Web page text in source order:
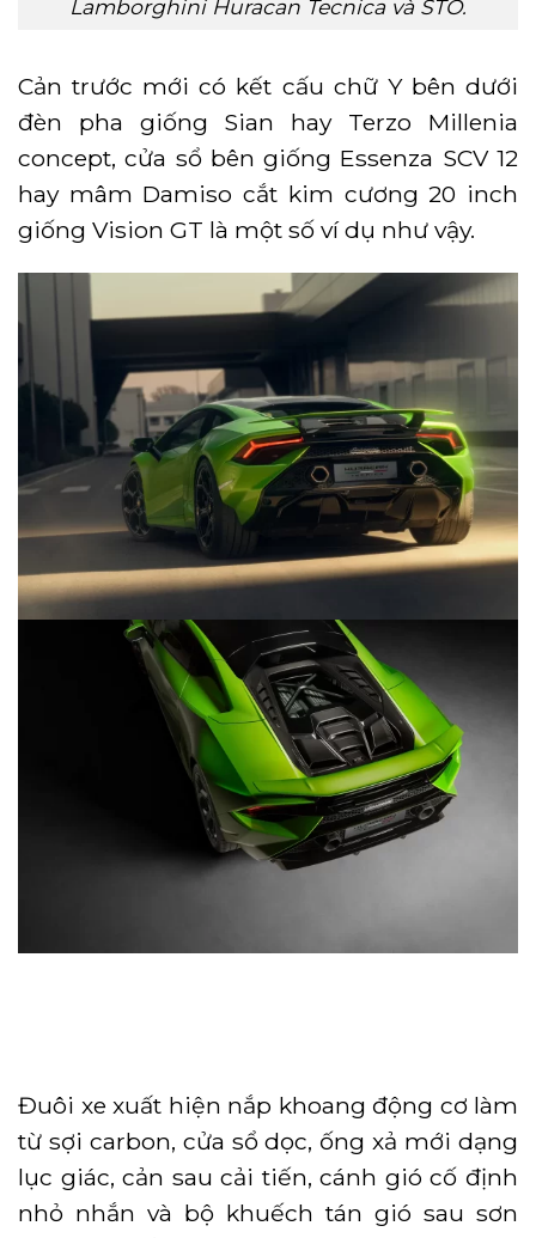
Lamborghini Huracan Tecnica và STO.
Cản trước mới có kết cấu chữ Y bên dưới
đèn pha giống Sian hay Terzo Millenia
concept, cửa sổ bên giống Essenza SCV 12
hay mâm Damiso cắt kim cương 20 inch
giống Vision GT là một số ví dụ như vậy.
Đuôi xe xuất hiện nắp khoang động cơ làm
từ sợi carbon, cửa sổ dọc, ống xả mới dạng
lục giác, cản sau cải tiến, cánh gió cố định
nhỏ nhắn và bộ khuếch tán gió sau sơn